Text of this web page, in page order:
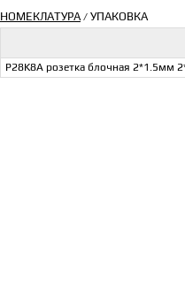
НОМЕКЛАТУРА/ УПАКОВКА
P28K8A розетка блочная 2*1.5мм